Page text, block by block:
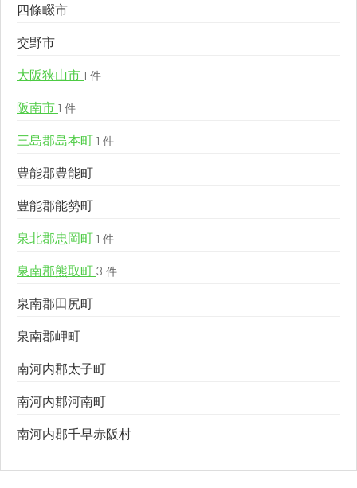
四條畷市
交野市
大阪狭山市 1 件
阪南市 1 件
三島郡島本町 1 件
豊能郡豊能町
豊能郡能勢町
泉北郡忠岡町 1 件
泉南郡熊取町 3 件
泉南郡田尻町
泉南郡岬町
南河内郡太子町
南河内郡河南町
南河内郡千早赤阪村